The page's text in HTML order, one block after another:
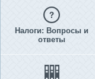
Налоги: Вопросы и
ответы